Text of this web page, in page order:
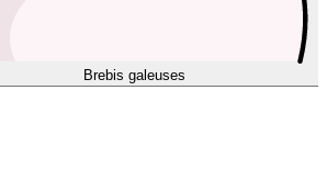
Brebis galeuses